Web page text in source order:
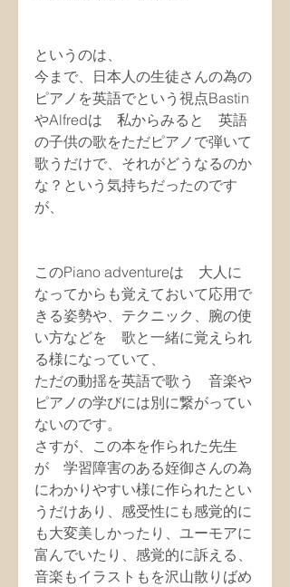
というのは、
今まで、日本人の生徒さんの為の
ピアノを英語でという視点Bastin
やAlfredは　私からみると　英語
の子供の歌をただピアノで弾いて
歌うだけで、それがどうなるのか
な？という気持ちだったのです
が、
このPiano adventureは　大人に
なってからも覚えておいて応用で
きる姿勢や、テクニック、腕の使
い方などを　歌と一緒に覚えられ
る様になっていて、
ただの動揺を英語で歌う　音楽や
ピアノの学びには別に繋がってい
ないのです。
さすが、この本を作られた先生
が　学習障害のある姪御さんの為
にわかりやすい様に作られたとい
うだけあり、感受性にも感覚的に
も大変美しかったり、ユーモアに
富んでいたり、感覚的に訴える、
音楽もイラストもを沢山散りばめ